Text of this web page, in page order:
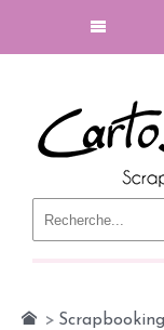
> Scrapbooking